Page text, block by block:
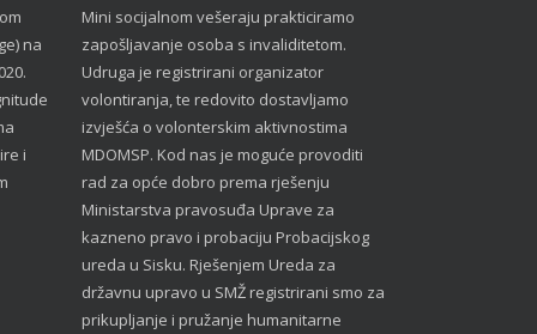
na
i
Mini socijalnom vešeraju prakticiramo
zapošljavanje osoba s invaliditetom.
Udruga je registrirani organizator
volontiranja, te redovito dostavljamo
izvješća o volonterskim aktivnostima
MDOMSP. Kod nas je moguće provoditi
rad za opće dobro prema rješenju
Ministarstva pravosuđa Uprave za
kazneno pravo i probaciju Probacijskog
ureda u Sisku. Rješenjem Ureda za
državnu upravo u SMŽ registrirani smo za
prikupljanje i pružanje humanitarne